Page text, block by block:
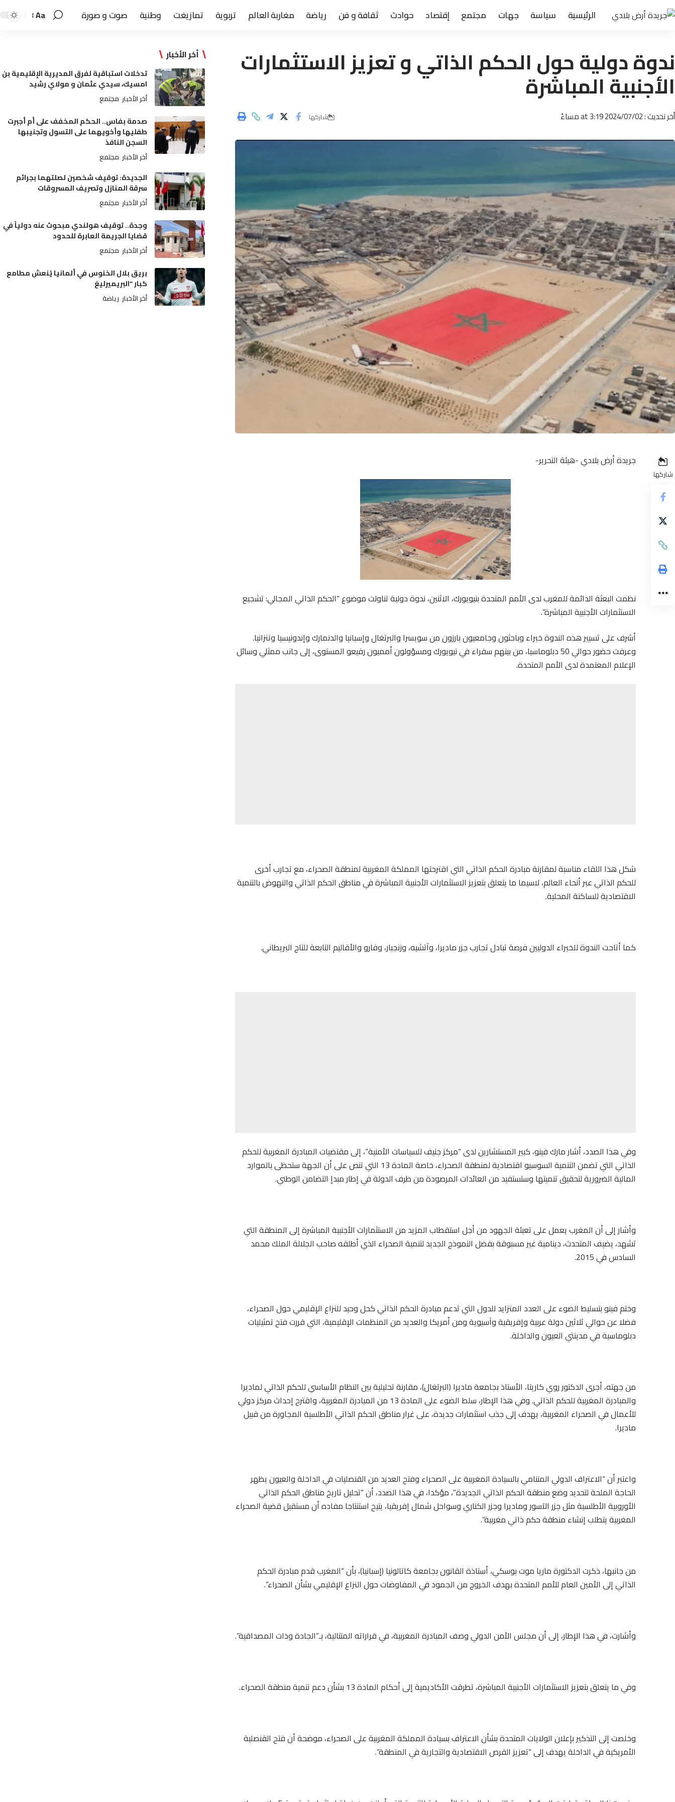
الرئيسية سياسة جهات مجتمع إقتصاد حوادث ثقافة و فن رياضة مغاربة العالم تربوية تمازيغت وطنية صوت و صورة Aa
ندوة دولية حول الحكم الذاتي و تعزيز الاستثمارات
الأجنبية المباشرة
أخر تحديث : 2024/07/02 at 3:19 مساءً شاركها
شاركها
جريدة أرض بلادي -هيئة التحرير-
نظمت البعثة الدائمة للمغرب لدى الأمم المتحدة بنيويورك، الاثنين، ندوة دولية تناولت موضوع “الحكم الذاتي المجالي: تشجيع
الاستثمارات الأجنبية المباشرة”.
أشرف على تسيير هذه الندوة خبراء وباحثون وجامعيون بارزون من سويسرا والبرتغال وإسبانيا والدنمارك وإندونيسيا وتنزانيا.
وعرفت حضور حوالي 50 دبلوماسيا، من بينهم سفراء في نيويورك ومسؤولون أمميون رفيعو المستوى، إلى جانب ممثلي وسائل
الإعلام المعتمدة لدى الأمم المتحدة.
شكل هذا اللقاء مناسبة لمقارنة مبادرة الحكم الذاتي التي اقترحتها المملكة المغربية لمنطقة الصحراء، مع تجارب أخرى
للحكم الذاتي عبر أنحاء العالم، لاسيما ما يتعلق بتعزيز الاستثمارات الأجنبية المباشرة في مناطق الحكم الذاتي والنهوض بالتنمية
الاقتصادية للساكنة المحلية.
كما أتاحت الندوة للخبراء الدوليين فرصة تبادل تجارب جزر ماديرا، وآتشيه، وزنجبار، وفارو والأقاليم التابعة للتاج البريطاني.
وفي هذا الصدد، أشار مارك فينو، كبير المستشارين لدى “مركز جنيف للسياسات الأمنية”، إلى مقتضيات المبادرة المغربية للحكم
الذاتي التي تضمن التنمية السوسيو اقتصادية لمنطقة الصحراء، خاصة المادة 13 التي تنص على أن الجهة ستحظى بالموارد
المالية الضرورية لتحقيق تنميتها وستستفيد من العائدات المرصودة من طرف الدولة في إطار مبدإ التضامن الوطني.
وأشار إلى أن المغرب يعمل على تعبئة الجهود من أجل استقطاب المزيد من الاستثمارات الأجنبية المباشرة إلى المنطقة التي
تشهد، يضيف المتحدث، دينامية غير مسبوقة بفضل النموذج الجديد لتنمية الصحراء الذي أطلقه صاحب الجلالة الملك محمد
السادس في 2015.
وختم فينو بتسليط الضوء على العدد المتزايد للدول التي تدعم مبادرة الحكم الذاتي كحل وحيد للنزاع الإقليمي حول الصحراء،
فضلا عن حوالي ثلاثين دولة عربية وإفريقية وآسيوية ومن أمريكا والعديد من المنظمات الإقليمية، التي قررت فتح تمثيليات
دبلوماسية في مدينتي العيون والداخلة.
من جهته، أجرى الدكتور روي كاريتا، الأستاذ بجامعة ماديرا (البرتغال)، مقارنة تحليلية بين النظام الأساسي للحكم الذاتي لماديرا
والمبادرة المغربية للحكم الذاتي. وفي هذا الإطار، سلط الضوء على المادة 13 من المبادرة المغربية، واقترح إحداث مركز دولي
للأعمال في الصحراء المغربية، يهدف إلى جذب استثمارات جديدة، على غرار مناطق الحكم الذاتي الأطلسية المجاورة من قبيل
ماديرا.
واعتبر أن “الاعتراف الدولي المتنامي بالسيادة المغربية على الصحراء وفتح العديد من القنصليات في الداخلة والعيون يظهر
الحاجة الملحة لتحديد وضع منطقة الحكم الذاتي الجديدة”، مؤكدا، في هذا الصدد، أن “تحليل تاريخ مناطق الحكم الذاتي
الأوروبية الأطلسية مثل جزر الآسور وماديرا وجزر الكناري وسواحل شمال إفريقيا، يتيح استنتاجا مفاده أن مستقبل قضية الصحراء
المغربية يتطلب إنشاء منطقة حكم ذاتي مغربية”.
من جانبها، ذكرت الدكتورة ماريا موت بوسكي، أستاذة القانون بجامعة كاتالونيا (إسبانيا)، بأن “المغرب قدم مبادرة الحكم
الذاتي إلى الأمين العام للأمم المتحدة بهدف الخروج من الجمود في المفاوضات حول النزاع الإقليمي بشأن الصحراء”.
وأشارت، في هذا الإطار، إلى أن مجلس الأمن الدولي وصف المبادرة المغربية، في قراراته المتتالية، بـ”الجادة وذات المصداقية”.
وفي ما يتعلق بتعزيز الاستثمارات الأجنبية المباشرة، تطرقت الأكاديمية إلى أحكام المادة 13 بشأن دعم تنمية منطقة الصحراء.
وخلصت إلى التذكير بإعلان الولايات المتحدة بشأن الاعتراف بسيادة المملكة المغربية على الصحراء، موضحة أن فتح القنصلية
الأمريكية في الداخلة يهدف إلى “تعزيز الفرص الاقتصادية والتجارية في المنطقة”.
أخر الأخبار
تدخلات استباقية لفرق المديرية الإقليمية بن
امسيك، سيدي عثمان و مولاي رشيد
أخر الأخبار مجتمع
صدمة بفاس.. الحكم المخفف على أم أجبرت
طفليها وأخويهما على التسول وتجنيبها
السجن النافذ
أخر الأخبار مجتمع
الجديدة: توقيف شخصين لصلتهما بجرائم
سرقة المنازل وتصريف المسروقات
أخر الأخبار مجتمع
وجدة.. توقيف هولندي مبحوث عنه دولياً في
قضايا الجريمة العابرة للحدود
أخر الأخبار مجتمع
بريق بلال الخنوس في ألمانيا يُنعش مطامع
كبار “البريميرليغ
أخر الأخبار رياضة